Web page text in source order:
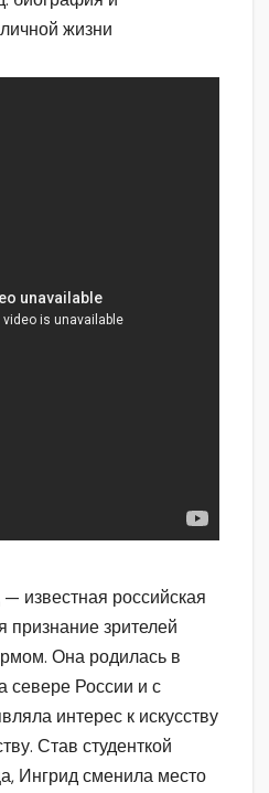
— известная российская
признание зрителей
Она родилась в
севере России и с
интерес к искусству
Став студенткой
Ингрид сменила место